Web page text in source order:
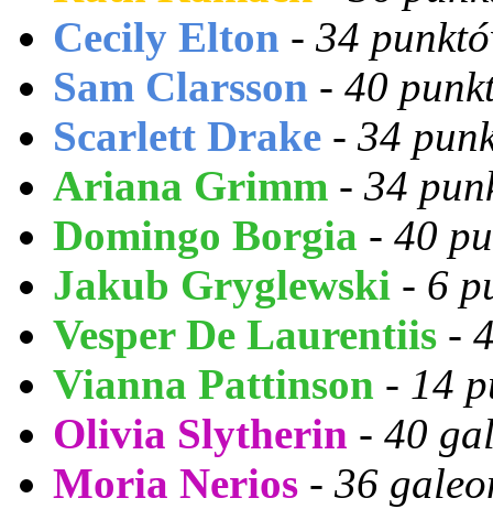
Cecily Elton - 34
Sam Clarsson - 40
Scarlett Drake - 34
Ariana Grimm - 34
Domingo Borgia - 40
Jakub Gryglewski - 6
Vesper De Laurentiis -
Vianna Pattinson - 14
Olivia Slytherin - 40
Moria Nerios - 36